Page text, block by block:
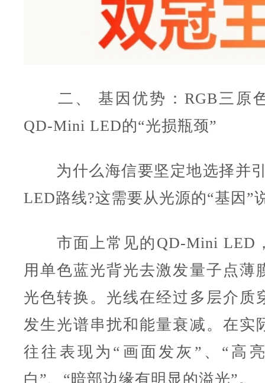
二、 基因优势：RGB三原
QD-Mini LED的“光损瓶颈”
为什么海信要坚定地选择并
LED路线?这需要从光源的“基因”
市面上常见的QD-Mini LED
用单色蓝光背光去激发量子点薄
光色转换。光线在经过多层介质
发生光谱串扰和能量衰减。在实
往往表现为“画面发灰”、“高
白”、“暗部边缘有明显的溢光”。